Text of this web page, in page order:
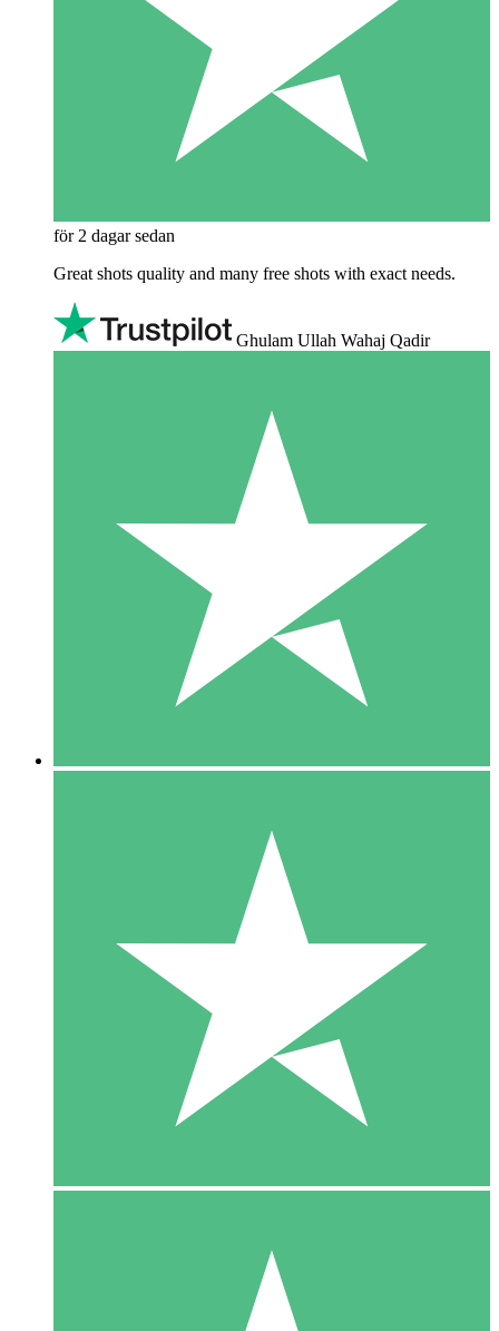
för 2 dagar sedan
Great shots quality and many free shots with exact needs.
Ghulam Ullah Wahaj Qadir